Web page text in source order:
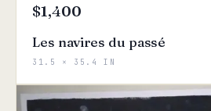
$1,400
Les navires du passé
31.5 × 35.4 IN